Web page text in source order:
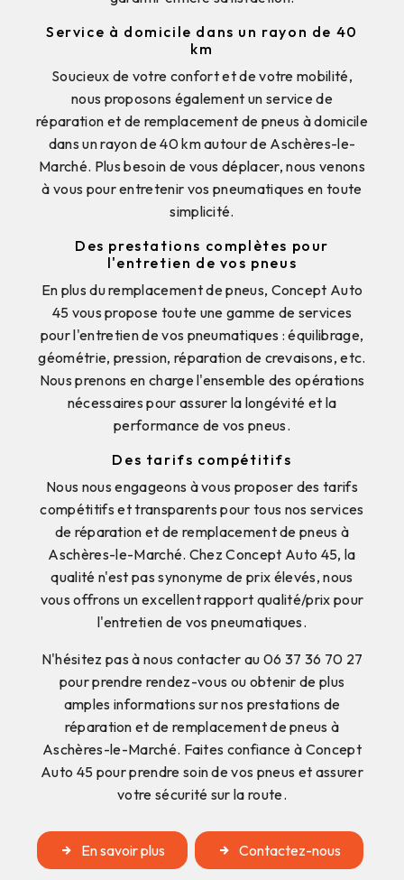
Service à domicile dans un rayon de 40
km
Soucieux de votre confort et de votre mobilité,
nous proposons également un service de
réparation et de remplacement de pneus à domicile
dans un rayon de 40 km autour de Aschères-le-
Marché. Plus besoin de vous déplacer, nous venons
à vous pour entretenir vos pneumatiques en toute
simplicité.
Des prestations complètes pour
l'entretien de vos pneus
En plus du remplacement de pneus, Concept Auto
45 vous propose toute une gamme de services
pour l'entretien de vos pneumatiques : équilibrage,
géométrie, pression, réparation de crevaisons, etc.
Nous prenons en charge l'ensemble des opérations
nécessaires pour assurer la longévité et la
performance de vos pneus.
Des tarifs compétitifs
Nous nous engageons à vous proposer des tarifs
compétitifs et transparents pour tous nos services
de réparation et de remplacement de pneus à
Aschères-le-Marché. Chez Concept Auto 45, la
qualité n'est pas synonyme de prix élevés, nous
vous offrons un excellent rapport qualité/prix pour
l'entretien de vos pneumatiques.
N'hésitez pas à nous contacter au 06 37 36 70 27
pour prendre rendez-vous ou obtenir de plus
amples informations sur nos prestations de
réparation et de remplacement de pneus à
Aschères-le-Marché. Faites confiance à Concept
Auto 45 pour prendre soin de vos pneus et assurer
votre sécurité sur la route.
En savoir plus Contactez-nous